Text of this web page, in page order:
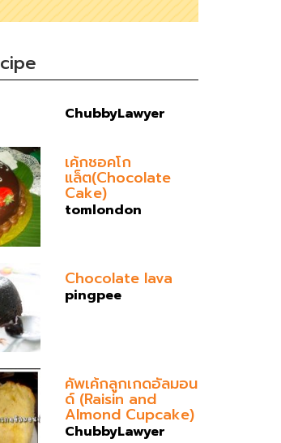
ChubbyLawyer
เค้กชอคโก
แล็ต(Chocolate
Cake)
tomlondon
Chocolate lava
pingpee
คัพเค้กลูกเกดอัลมอน
ด์ (Raisin and
Almond Cupcake)
ChubbyLawyer